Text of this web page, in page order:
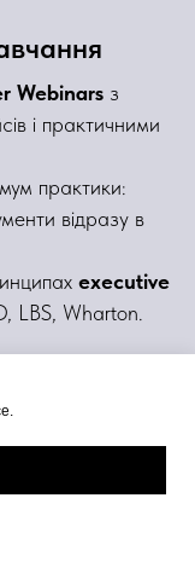
Webinars з
і практичними
практики:
відразу в
executive
LBS, Wharton.
— навчайся